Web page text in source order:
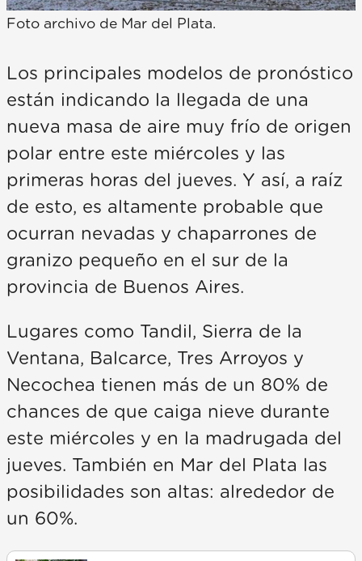
Foto archivo de Mar del Plata.
Los principales modelos de pronóstico
están indicando la llegada de una
nueva masa de aire muy frío de origen
polar entre este miércoles y las
primeras horas del jueves. Y así, a raíz
de esto, es altamente probable que
ocurran nevadas y chaparrones de
granizo pequeño en el sur de la
provincia de Buenos Aires.
Lugares como Tandil, Sierra de la
Ventana, Balcarce, Tres Arroyos y
Necochea tienen más de un 80% de
chances de que caiga nieve durante
este miércoles y en la madrugada del
jueves. También en Mar del Plata las
posibilidades son altas: alrededor de
un 60%.